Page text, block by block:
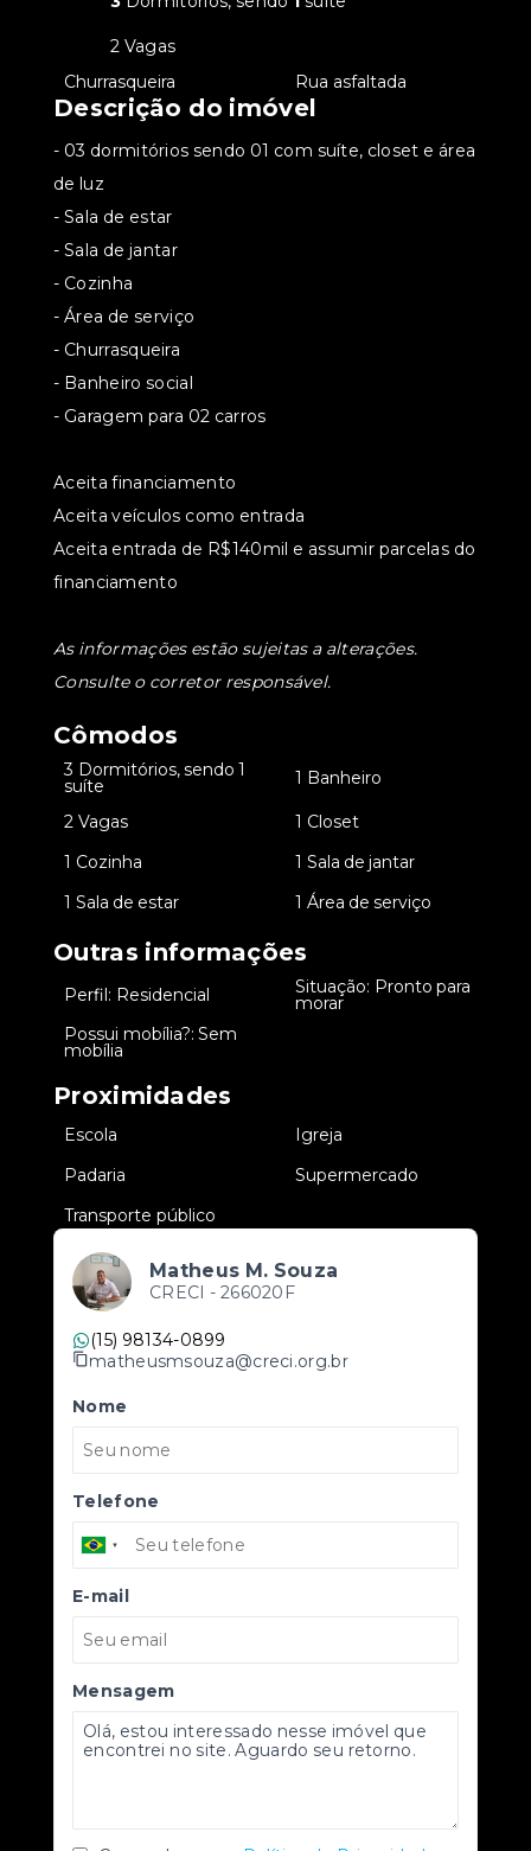
2 Vagas
Churrasqueira Rua asfaltada
Descrição do imóvel
- 03 dormitórios sendo 01 com suíte, closet e área
de luz
- ⁠Sala de estar
- ⁠Sala de jantar
- ⁠Cozinha
- ⁠Área de serviço
- ⁠Churrasqueira
- ⁠Banheiro social
- ⁠Garagem para 02 carros
Aceita financiamento
Aceita veículos como entrada
Aceita entrada de R$140mil e assumir parcelas do
financiamento
As informações estão sujeitas a alterações.
Consulte o corretor responsável.
Cômodos
3 Dormitórios, sendo 1
suíte 1 Banheiro
2 Vagas
1 Closet
1 Cozinha
1 Sala de jantar
1 Sala de estar 1 Área de serviço
Outras informações
Perfil: Residencial Situação: Pronto para
morar
Possui mobília?: Sem
mobília
Proximidades
Escola
Igreja
Padaria
Supermercado
Transporte público
Matheus M. Souza
CRECI - 266020F
(15) 98134-0899
matheusmsouza@creci.org.br
Nome
Telefone
E-mail
Mensagem